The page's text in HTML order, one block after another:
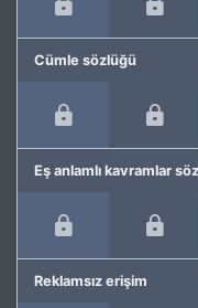
Cümle sözlüğü
Eş anlamlı kavramlar
Reklamsız erişim